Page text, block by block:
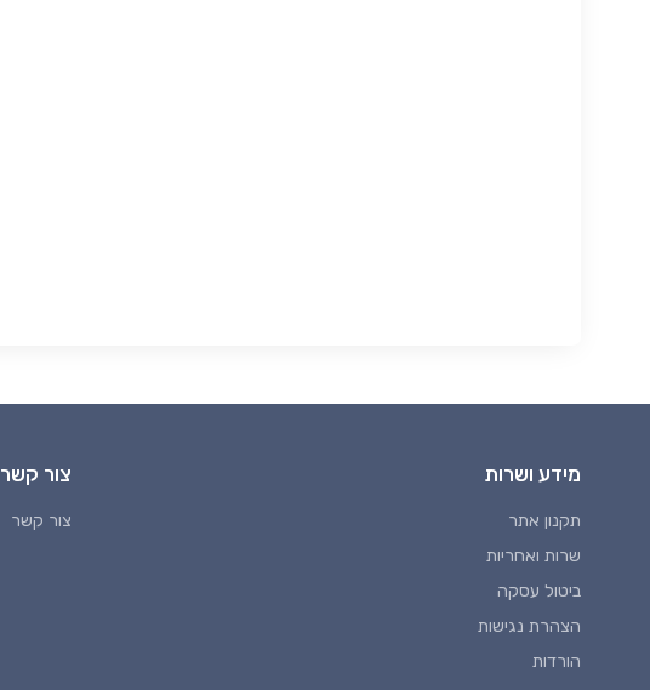
מידע ושרות
תקנון אתר
שרות ואחריות
ביטול עסקה
הצהרת נגישות
הורדות
צור קשר
צור קשר